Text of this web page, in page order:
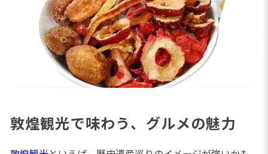
敦煌観光で味わう、グルメの魅力